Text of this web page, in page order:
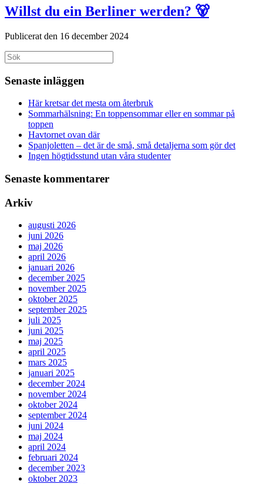
Willst du ein Berliner werden? 🐻
Publicerat den 16 december 2024
Sök
efter:
Senaste inläggen
Här kretsar det mesta om återbruk
Sommarhälsning: En toppensommar eller en sommar på
toppen
Havtornet ovan där
Spanjoletten – det är de små, små detaljerna som gör det
Ingen högtidsstund utan våra studenter
Senaste kommentarer
Arkiv
augusti 2026
juni 2026
maj 2026
april 2026
januari 2026
december 2025
november 2025
oktober 2025
september 2025
juli 2025
juni 2025
maj 2025
april 2025
mars 2025
januari 2025
december 2024
november 2024
oktober 2024
september 2024
juni 2024
maj 2024
april 2024
februari 2024
december 2023
oktober 2023